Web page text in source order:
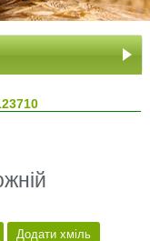
Додати хміль